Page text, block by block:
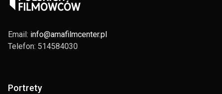
Email: info@amafilmcenter.pl
Telefon: 514584030
Portrety